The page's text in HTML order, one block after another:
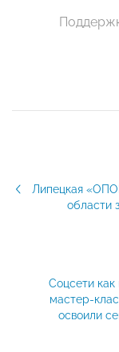
Липецкая
области
Соцсети как
мастер-
освоили